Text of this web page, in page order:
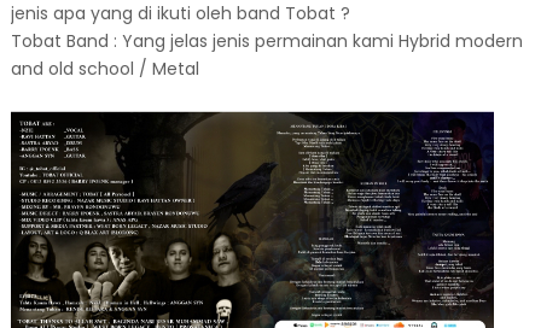
jenis apa yang di ikuti oleh band Tobat ?
Tobat Band : Yang jelas jenis permainan kami Hybrid modern
and old school / Metal